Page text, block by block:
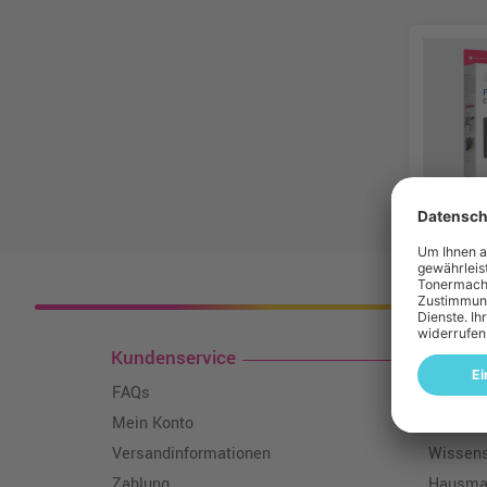
Kundenservice
FAQs
Mein Konto
Versandinformationen
Über